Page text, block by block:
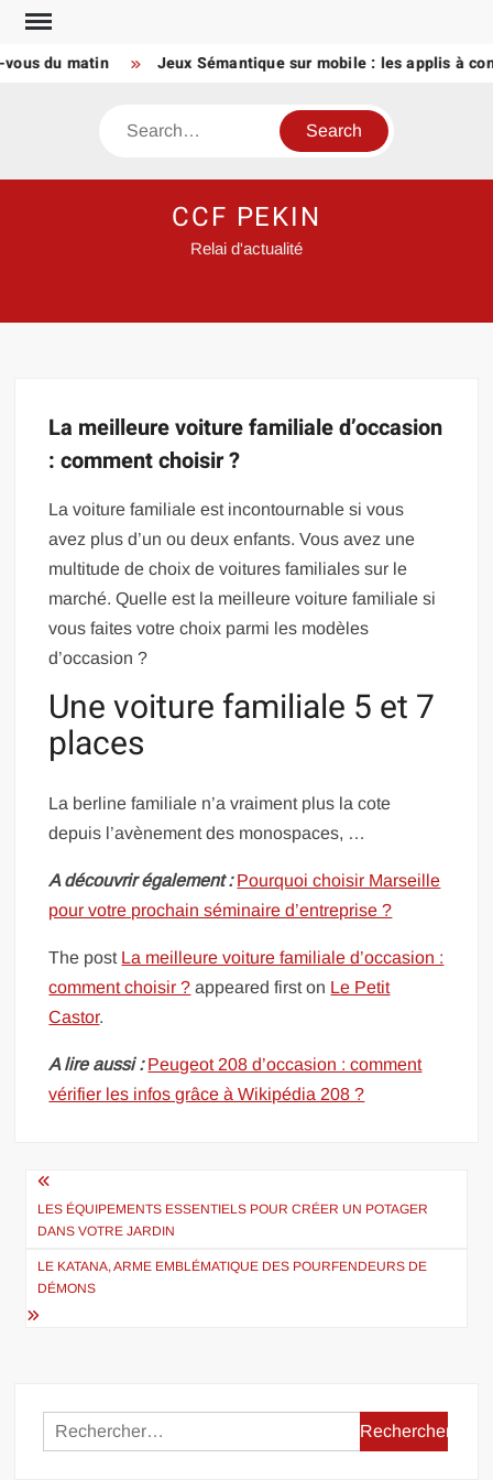
Skip
contentdu matin Jeux Sémantique sur mobile : les applis à
Search
CCF PEKIN
Relai d'actualité
La meilleure voiture familiale d’occasion
: comment choisir ?
La voiture familiale est incontournable si vous
avez plus d’un ou deux enfants. Vous avez une
multitude de choix de voitures familiales sur le
marché. Quelle est la meilleure voiture familiale si
vous faites votre choix parmi les modèles
d’occasion ?
Une voiture familiale 5 et 7
places
La berline familiale n’a vraiment plus la cote
depuis l’avènement des monospaces, …
A découvrir également : Pourquoi choisir Marseille
pour votre prochain séminaire d’entreprise ?
The post La meilleure voiture familiale d’occasion :
comment choisir ? appeared first on Le Petit
Castor.
A lire aussi : Peugeot 208 d’occasion : comment
vérifier les infos grâce à Wikipédia 208 ?
Navigation
de
l’article
LES ÉQUIPEMENTS ESSENTIELS POUR CRÉER UN POTAGER
DANS VOTRE JARDIN
LE KATANA, ARME EMBLÉMATIQUE DES POURFENDEURS DE
DÉMONS
Rechercher :